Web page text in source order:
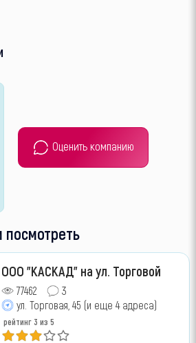
Оценить компанию
посмотреть
ООО "КАСКАД" на ул. Торговой
77462
3
ул. Торговая, 45 (и еще 4 адреса)
рейтинг 3 из 5